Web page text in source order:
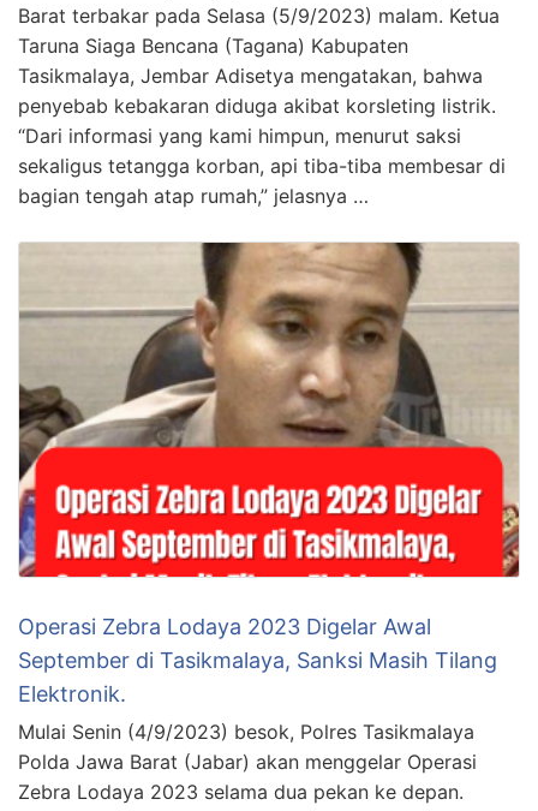
Barat terbakar pada Selasa (5/9/2023) malam. Ketua
Taruna Siaga Bencana (Tagana) Kabupaten
Tasikmalaya, Jembar Adisetya mengatakan, bahwa
penyebab kebakaran diduga akibat korsleting listrik.
“Dari informasi yang kami himpun, menurut saksi
sekaligus tetangga korban, api tiba-tiba membesar di
bagian tengah atap rumah,” jelasnya …
Operasi Zebra Lodaya 2023 Digelar Awal
September di Tasikmalaya, Sanksi Masih Tilang
Elektronik.
Mulai Senin (4/9/2023) besok, Polres Tasikmalaya
Polda Jawa Barat (Jabar) akan menggelar Operasi
Zebra Lodaya 2023 selama dua pekan ke depan.